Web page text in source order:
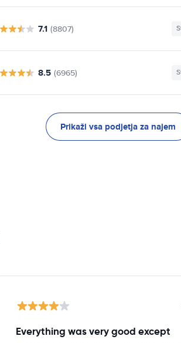
7.1 (8807)
8.5 (6965)
Prikaži vsa podjetja za najem
Everything was very good except